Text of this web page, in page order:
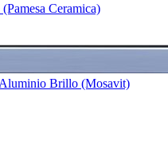
Ceramica)
Brillo (Mosavit)